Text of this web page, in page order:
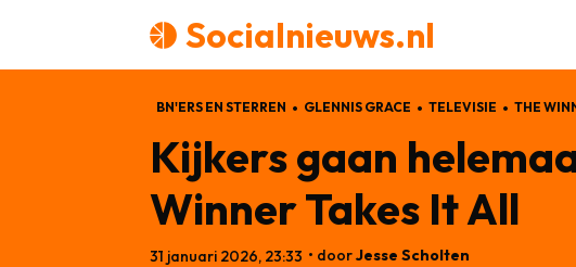
Socialnieuws.nl
BN'ERS EN STERREN GLENNIS GRACE TELEVISIE THE
Kijkers gaan
Winner Takes It All
31 januari 2026, 23:33 • doorJesse Scholten